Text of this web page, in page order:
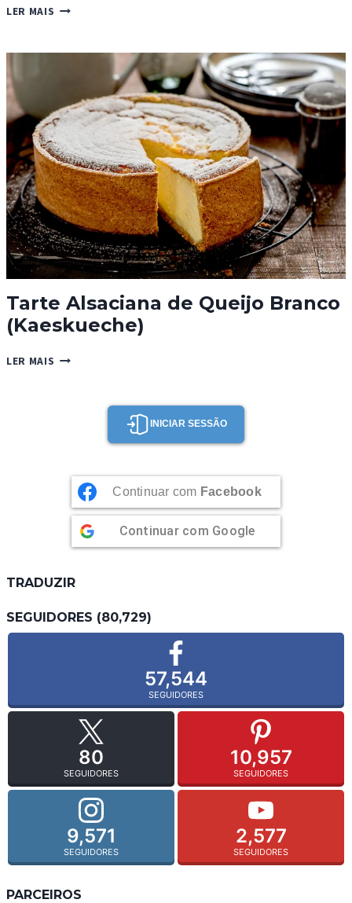
LER MAIS TARTE
E
MASSA
FILO
Tarte Alsaciana de Queijo Branco
(Kaeskueche)
LER MAIS TARTE
(KAESKUECHE)
INICIAR SESSÃO
Continuar com Facebook
Continuar com Google
TRADUZIR
SEGUIDORES (80,729)
57,544
SEGUIDORES
80
SEGUIDORES
10,957
SEGUIDORES
9,571
SEGUIDORES
2,577
SEGUIDORES
PARCEIROS